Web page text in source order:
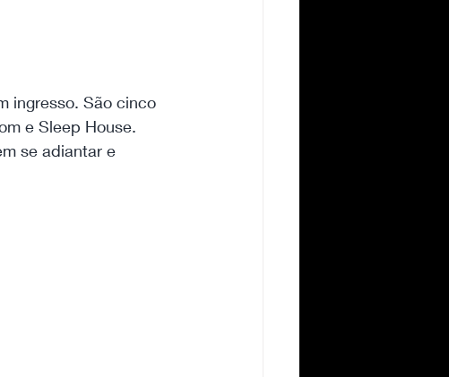
ingresso. São cinco
e Sleep House.
se adiantar e